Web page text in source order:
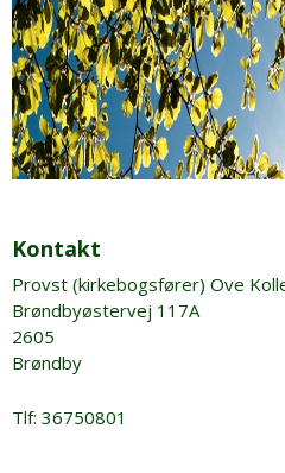
Kontakt
Provst (kirkebogsfører) Ove
Brøndbyøstervej 117A
2605
Brøndby
Tlf: 36750801